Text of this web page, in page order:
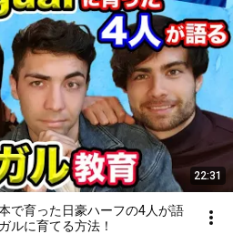
22:31
で育った日豪ハーフの4人が語
ルに育てる方法！